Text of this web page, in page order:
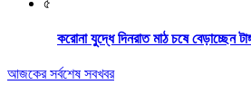
করোনা যুদ্ধে দিনরাত মাঠ চষে বেড়াচ্ছেন
আজকের সর্বশেষ সবখবর